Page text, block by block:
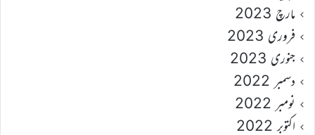
مارچ 2023
فروری 2023
جنوری 2023
دسمبر 2022
نومبر 2022
اکتوبر 2022